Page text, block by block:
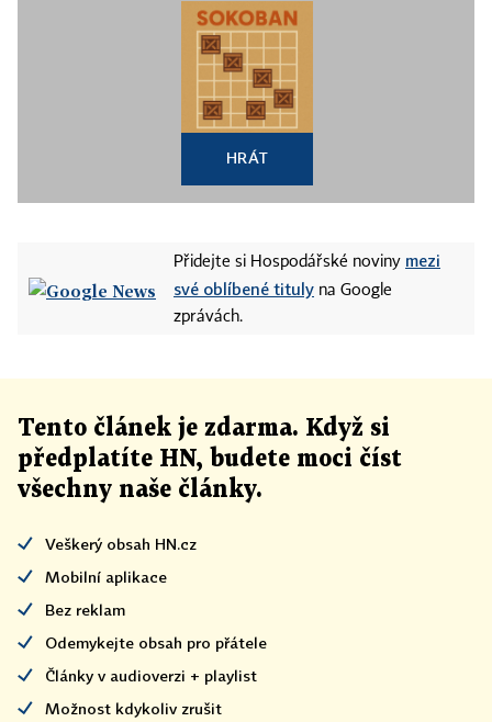
HRÁT
Přidejte si Hospodářské noviny mezi
své oblíbené tituly na Google
zprávách.
Tento článek je zdarma. Když si
předplatíte HN, budete moci číst
všechny naše články.
Veškerý obsah HN.cz
Mobilní aplikace
Bez reklam
Odemykejte obsah pro přátele
Články v audioverzi + playlist
Možnost kdykoliv zrušit